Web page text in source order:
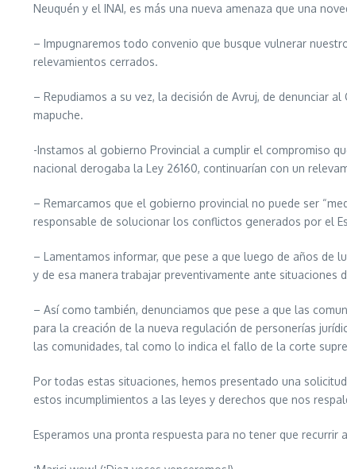
Neuquén y el INAI, es más una nueva amenaza que una
– Impugnaremos todo convenio que busque vulnerar
relevamientos cerrados.
– Repudiamos a su vez, la decisión de Avruj, de denunciar
mapuche.
-Instamos al gobierno Provincial a cumplir el compromiso
nacional derogaba la Ley 26160, continuarían con un
– Remarcamos que el gobierno provincial no puede ser
responsable de solucionar los conflictos generados por el
– Lamentamos informar, que pese a que luego de años de
y de esa manera trabajar preventivamente ante
– Así como también, denunciamos que pese a que las
para la creación de la nueva regulación de personerías
las comunidades, tal como lo indica el fallo de la corte
Por todas estas situaciones, hemos presentado una
estos incumplimientos a las leyes y derechos que nos
Esperamos una pronta respuesta para no tener que